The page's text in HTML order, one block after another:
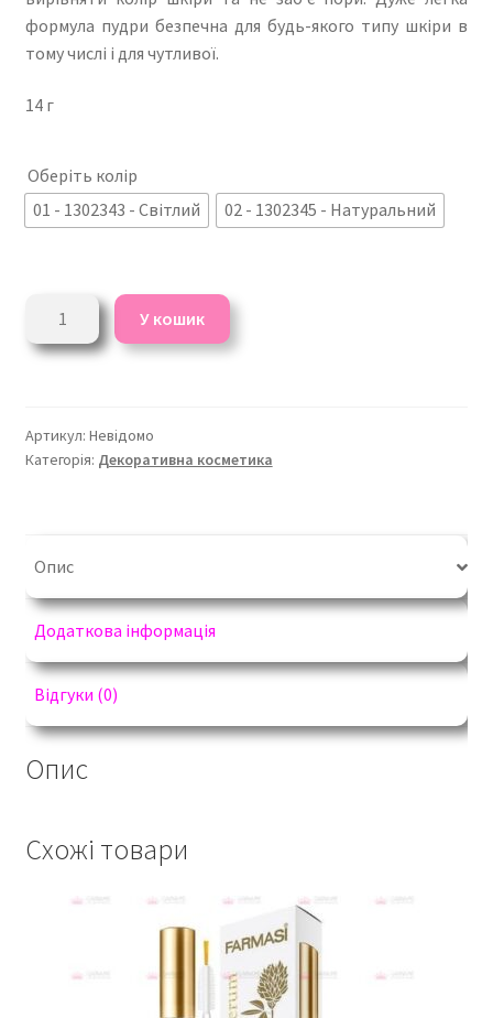
формула пудри безпечна для будь-якого типу шкіри в
тому числі і для чутливої.
14 г
Оберіть колір
01 - 1302343 - Світлий
02 - 1302345 - Натуральний
обличчя
Farmasi
All
У кошик
Артикул: Невідомо
Категорія: Декоративна косметика
Опис
Додаткова інформація
Відгуки (0)
Опис
Схожі товари